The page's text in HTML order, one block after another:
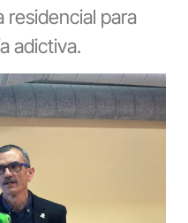
para
adictiva.